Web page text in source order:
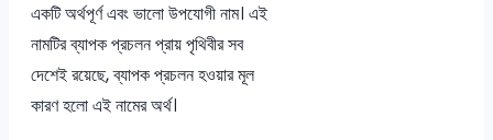
একটি অর্থপূর্ণ এবং ভালো উপযোগী নাম। এই
নামটির ব্যাপক প্রচলন প্রায় পৃথিবীর সব
দেশেই রয়েছে, ব্যাপক প্রচলন হওয়ার মূল
কারণ হলো এই নামের অর্থ।